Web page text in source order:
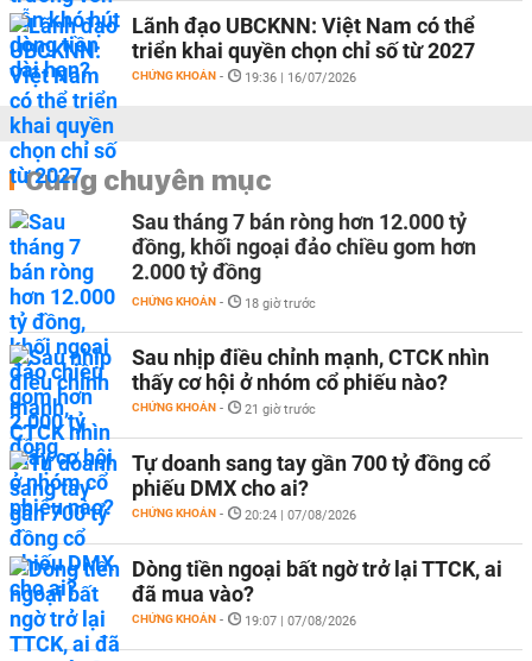
Lãnh đạo UBCKNN: Việt Nam có thể
triển khai quyền chọn chỉ số từ 2027
CHỨNG KHOÁN - 19:36 | 16/07/2026
Cùng chuyên mục
Sau tháng 7 bán ròng hơn 12.000 tỷ
đồng, khối ngoại đảo chiều gom hơn
2.000 tỷ đồng
CHỨNG KHOÁN - 18 giờ trước
Sau nhịp điều chỉnh mạnh, CTCK nhìn
thấy cơ hội ở nhóm cổ phiếu nào?
CHỨNG KHOÁN - 21 giờ trước
Tự doanh sang tay gần 700 tỷ đồng cổ
phiếu DMX cho ai?
CHỨNG KHOÁN - 20:24 | 07/08/2026
Dòng tiền ngoại bất ngờ trở lại TTCK, ai
đã mua vào?
CHỨNG KHOÁN - 19:07 | 07/08/2026